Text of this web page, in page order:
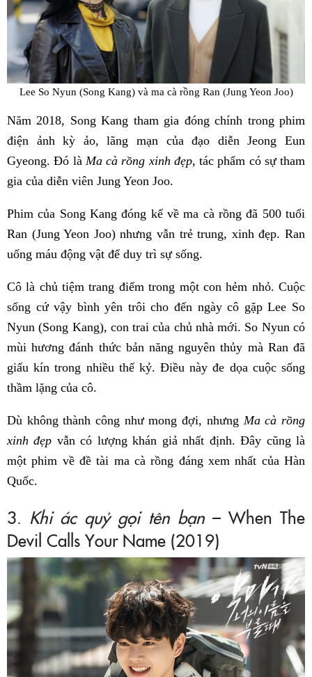
Lee So Nyun (Song Kang) và ma cà rồng Ran (Jung Yeon Joo)
Năm 2018, Song Kang tham gia đóng chính trong phim
điện ảnh kỳ ảo, lãng mạn của đạo diễn Jeong Eun
Gyeong. Đó là Ma cà rồng xinh đẹp, tác phẩm có sự tham
gia của diễn viên Jung Yeon Joo.
Phim của Song Kang đóng kể về ma cà rồng đã 500 tuổi
Ran (Jung Yeon Joo) nhưng vẫn trẻ trung, xinh đẹp. Ran
uống máu động vật để duy trì sự sống.
Cô là chủ tiệm trang điểm trong một con hẻm nhỏ. Cuộc
sống cứ vậy bình yên trôi cho đến ngày cô gặp Lee So
Nyun (Song Kang), con trai của chủ nhà mới. So Nyun có
mùi hương đánh thức bản năng nguyên thủy mà Ran đã
giấu kín trong nhiều thế kỷ. Điều này đe dọa cuộc sống
thầm lặng của cô.
Dù không thành công như mong đợi, nhưng Ma cà rồng
xinh đẹp vẫn có lượng khán giả nhất định. Đây cũng là
một phim về đề tài ma cà rồng đáng xem nhất của Hàn
Quốc.
3. Khi ác quỷ gọi tên bạn– When The
Devil Calls Your Name (2019)